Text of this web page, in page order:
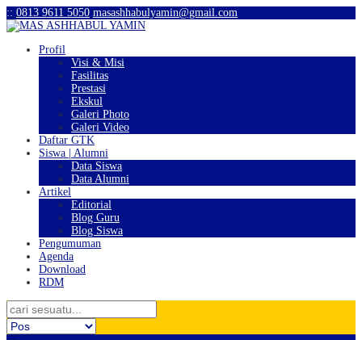
:: 0813 9611 5050 masashhabulyamin@gmail.com
Profil
Visi & Misi
Fasilitas
Prestasi
Ekskul
Galeri Photo
Galeri Video
Daftar GTK
Siswa | Alumni
Data Siswa
Data Alumni
Artikel
Editorial
Blog Guru
Blog Siswa
Pengumuman
Agenda
Download
RDM